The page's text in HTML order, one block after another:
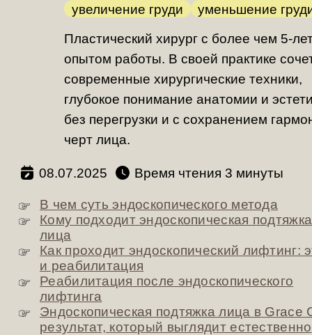
увеличение груди
уменьшение
Пластический хирург с более чем 5-
опытом работы. В своей практике
современные хирургические техники,
глубокое понимание анатомии и
без перегрузки и с сохранением
черт лица.
08.07.2025 Время чтения минуты
В чем суть эндоскопического метода
Кому подходит эндоскопическая подтяжка
лица
Как проходит эндоскопический лифтинг:
и реабилитация
Реабилитация после эндоскопического
лифтинга
Эндоскопическая подтяжка лица в Grace
результат, который выглядит естественно